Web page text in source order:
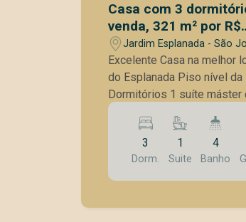
Casa com 3
venda, 321 m² por R$
1.900.000,00 - Jardim
Esplanada II - São
Campos/SP
Jardim Esplanada - São
Campos/SP
Excelente Casa na melhor
do Esplanada Piso nível da Rua: 3
Dormitórios 1 suíte máster
2 Dormitórios com sacadas
incrível para ponte Estaiada
toda Planejada Sala de TV
Jantar Sala de estar com
Lavabo Todos os
3
Dorm.
1
Suite
4
Banho